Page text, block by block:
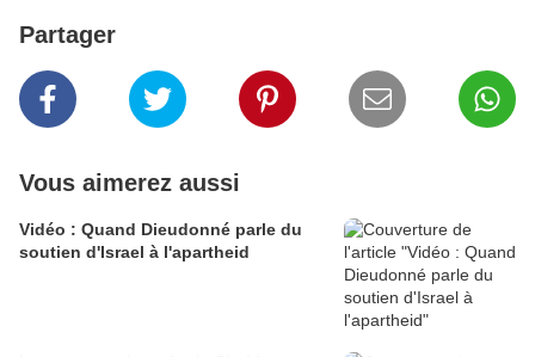
Partager
Vous aimerez aussi
Vidéo : Quand Dieudonné parle du
soutien d'Israel à l'apartheid